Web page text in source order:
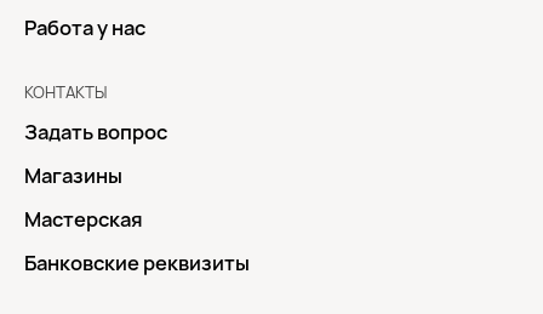
Работа у нас
КОНТАКТЫ
Задать вопрос
Магазины
Мастерская
Банковские реквизиты